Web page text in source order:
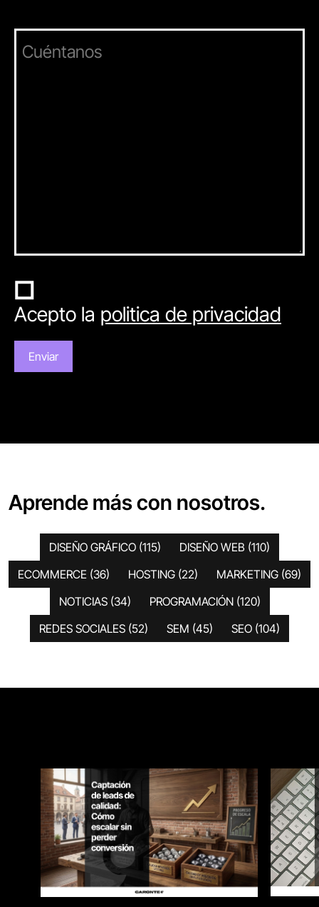
Acepto la politica de privacidad
Aprende más con nosotros.
DISEÑO GRÁFICO (115) DISEÑO WEB (110)
ECOMMERCE (36) HOSTING (22) MARKETING (69)
NOTICIAS (34) PROGRAMACIÓN (120)
REDES SOCIALES (52) SEM (45) SEO (104)